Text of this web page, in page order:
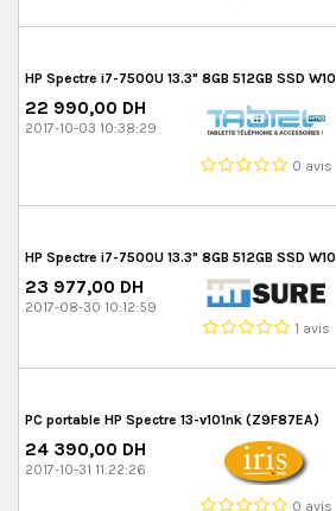
HP Spectre i7-7500U 13.3" 8GB 512GB SSD
22 990,00 DH
2017-10-03 10:38:29
0 avis
HP Spectre i7-7500U 13.3" 8GB 512GB SSD
23 977,00 DH
2017-08-30 10:12:59
1 avis
PC portable HP Spectre 13-v101nk (Z9F87EA)
24 390,00 DH
2017-10-31 11:22:26
0 avis